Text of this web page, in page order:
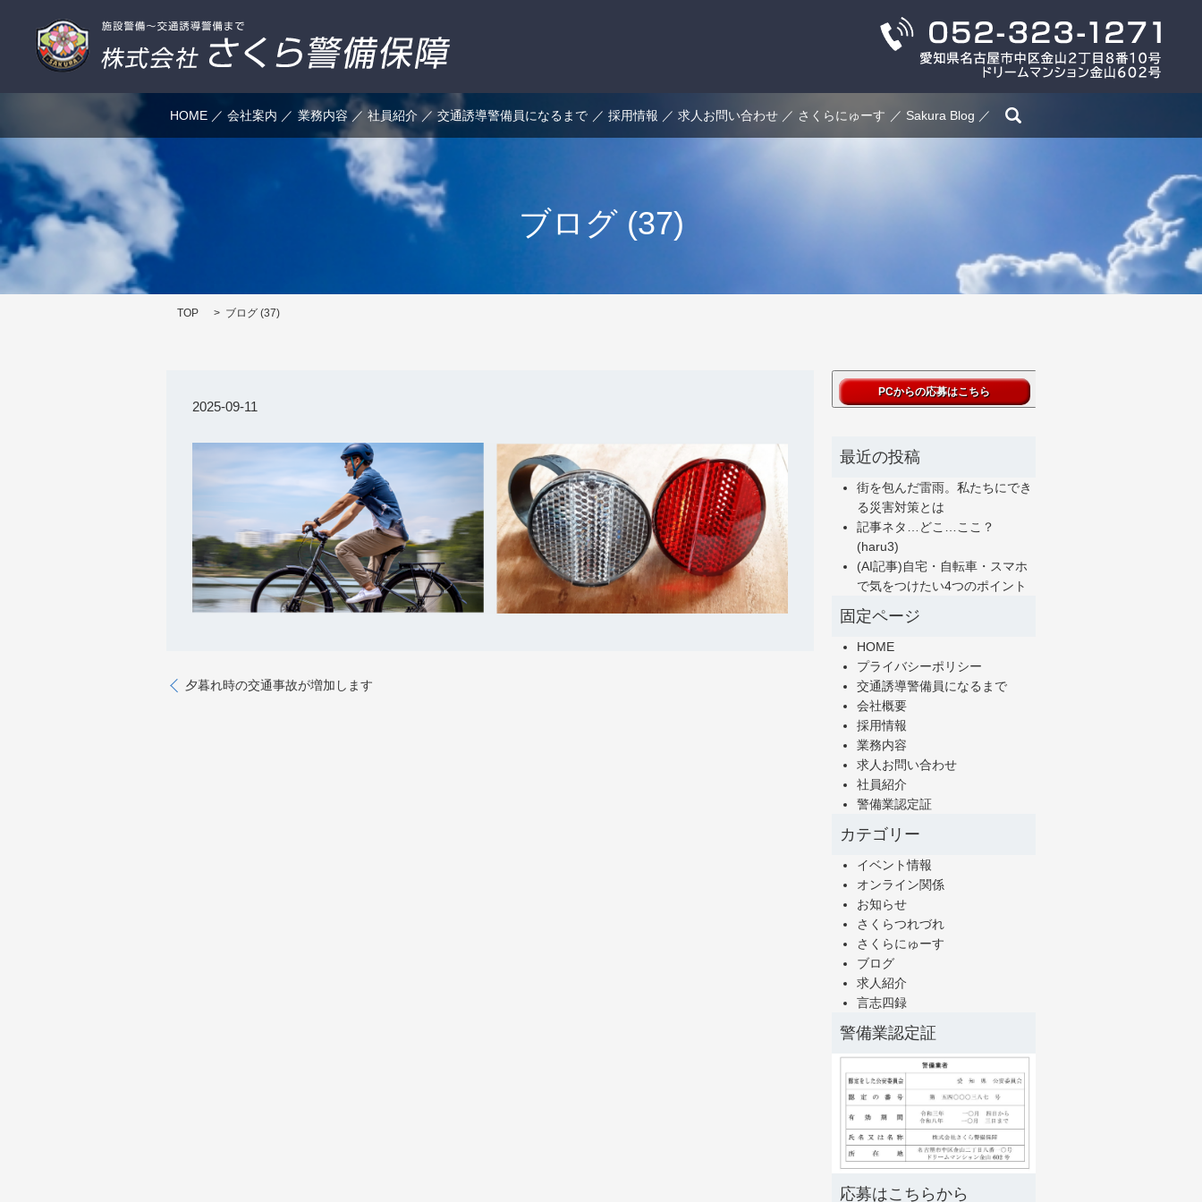
HOME 会社案内 業務内容 社員紹介 交通誘導警備員になるまで 採用情報 求人お問い合わせ さくらにゅーす Sakura Blog
ブログ (37)
TOP ブログ (37)
2025-09-11
夕暮れ時の交通事故が増加します
最近の投稿
街を包んだ雷雨。私たちにでき
る災害対策とは
記事ネタ…どこ…ここ？
(haru3)
(AI記事)自宅・自転車・スマホ
で気をつけたい4つのポイント
固定ページ
HOME
プライバシーポリシー
交通誘導警備員になるまで
会社概要
採用情報
業務内容
求人お問い合わせ
社員紹介
警備業認定証
カテゴリー
イベント情報
オンライン関係
お知らせ
さくらつれづれ
さくらにゅーす
ブログ
求人紹介
言志四録
警備業認定証
応募はこちらから